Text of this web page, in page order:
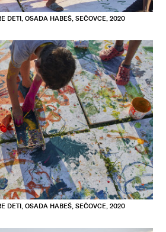
DETI, OSADA HABEŠ, SEČOVCE, 2020
DETI, OSADA HABEŠ, SEČOVCE, 2020